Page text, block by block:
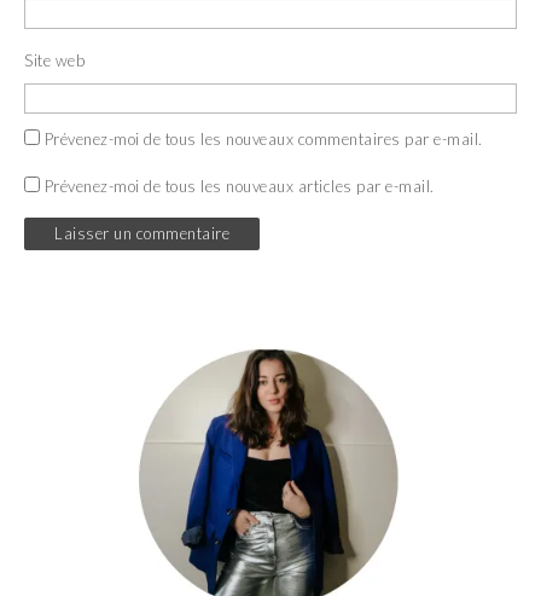
Site web
Prévenez-moi de tous les nouveaux commentaires par e-mail.
Prévenez-moi de tous les nouveaux articles par e-mail.